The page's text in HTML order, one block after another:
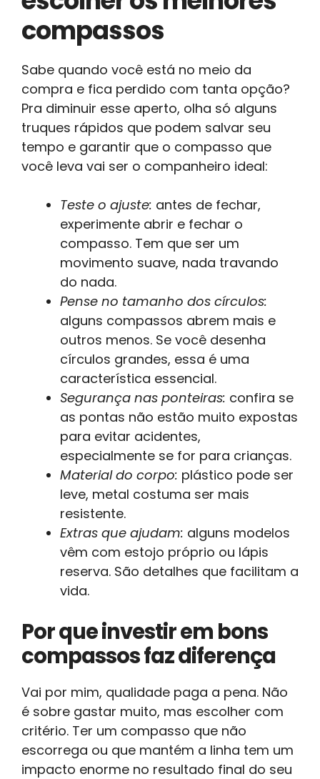
compassos
Sabe quando você está no meio da
compra e fica perdido com tanta opção?
Pra diminuir esse aperto, olha só alguns
truques rápidos que podem salvar seu
tempo e garantir que o compasso que
você leva vai ser o companheiro ideal:
Teste o ajuste: antes de fechar,
experimente abrir e fechar o
compasso. Tem que ser um
movimento suave, nada travando
do nada.
Pense no tamanho dos círculos:
alguns compassos abrem mais e
outros menos. Se você desenha
círculos grandes, essa é uma
característica essencial.
Segurança nas ponteiras: confira se
as pontas não estão muito expostas
para evitar acidentes,
especialmente se for para crianças.
Material do corpo: plástico pode ser
leve, metal costuma ser mais
resistente.
Extras que ajudam: alguns modelos
vêm com estojo próprio ou lápis
reserva. São detalhes que facilitam a
vida.
Por que investir em bons
compassos faz diferença
Vai por mim, qualidade paga a pena. Não
é sobre gastar muito, mas escolher com
critério. Ter um compasso que não
escorrega ou que mantém a linha tem um
impacto enorme no resultado final do seu